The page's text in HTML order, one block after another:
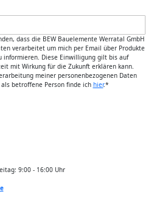
dass die BEW Bauelemente Werratal GmbH
verarbeitet um mich per Email über Produkte
informieren. Diese Einwilligung gilt bis auf
mit Wirkung für die Zukunft erklären kann.
meiner personenbezogenen Daten
betroffene Person finde ich hier.*
9:00 - 16:00 Uhr